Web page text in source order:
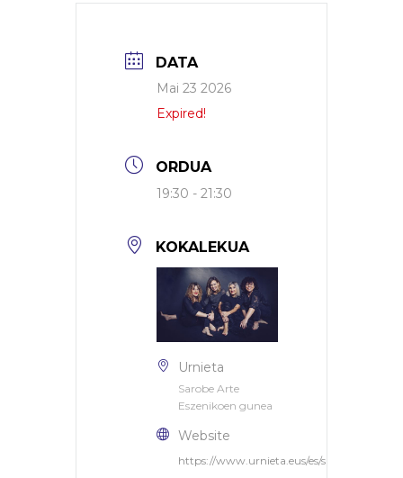
DATA
Mai 23 2026
Expired!
ORDUA
19:30 - 21:30
KOKALEKUA
Urnieta
Sarobe Arte
Eszenikoen gunea
Website
https://www.urnieta.eus/es/sarobe-